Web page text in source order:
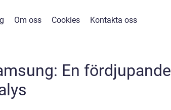
Om oss Cookies Kontakta oss
En fördjupande